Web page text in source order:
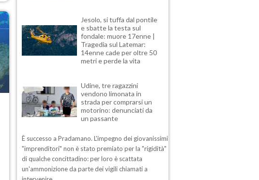
Jesolo, si tuffa dal pontile
e sbatte la testa sul
fondale: muore 17enne |
Tragedia sul Latemar:
14enne cade per oltre 50
metri e perde la vita
Udine, tre ragazzini
vendono limonata in
strada per comprarsi un
motorino: denunciati da
un passante
È successo a Pradamano. L'impegno dei giovanissimi
"imprenditori" non è stato premiato per la "rigidità"
di qualche concittadino: per loro è scattata
un'ammonizione da parte dei vigili chiamati a